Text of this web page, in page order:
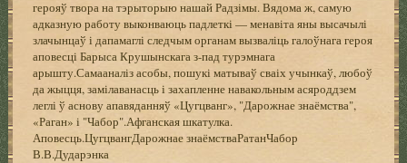
герояў твора на тэрыторыю нашай Радзімы. Вядома ж, самую
адказную работу выконваюць падлеткі — менавіта яны высачылі
злачынцаў і дапамаглі следчым органам вызваліць галоўнага героя
аповесці Барыса Крушынскага з-пад турэмнага
арышту.Самааналіз асобы, пошукі матываў сваіх учынкаў, любоў
да жыцця, замілаванасць і захапленне навакольным асяроддзем
леглі ў аснову апавяданняў «Цугцванг», "Дарожнае знаёмства",
«Раган» і "Чабор".Афганская шкатулка.
Аповесць.ЦугцвангДарожнае знаёмстваРатанЧабор
В.В.Дударэнка